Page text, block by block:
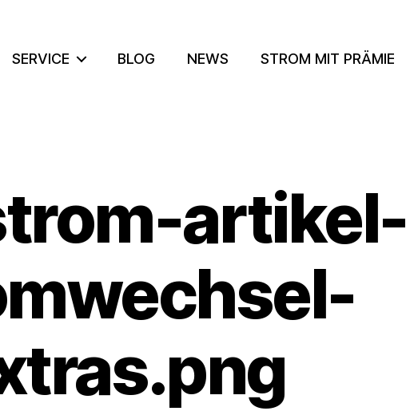
SERVICE BLOG NEWS STROM MIT PRÄMIE
artikel-